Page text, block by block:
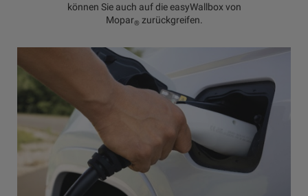
können Sie auch auf die easyWallbox von
Mopar®zurückgreifen.